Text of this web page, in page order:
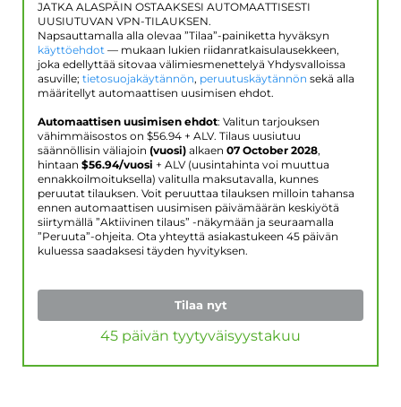
JATKA ALASPÄIN OSTAAKSESI AUTOMAATTISESTI
UUSIUTUVAN VPN-TILAUKSEN.
Napsauttamalla alla olevaa ”Tilaa”-painiketta hyväksyn
käyttöehdot — mukaan lukien riidanratkaisulausekkeen,
joka edellyttää sitovaa välimiesmenettelyä Yhdysvalloissa
asuville; tietosuojakäytännön, peruutuskäytännön sekä alla
määritellyt automaattisen uusimisen ehdot.
Automaattisen uusimisen ehdot: Valitun tarjouksen
vähimmäisostos on $56.94 + ALV. Tilaus uusiutuu
säännöllisin väliajoin (vuosi) alkaen 07 October 2028,
hintaan $56.94/vuosi + ALV (uusintahinta voi muuttua
ennakkoilmoituksella) valitulla maksutavalla, kunnes
peruutat tilauksen. Voit peruuttaa tilauksen milloin tahansa
ennen automaattisen uusimisen päivämäärän keskiyötä
siirtymällä ”Aktiivinen tilaus” -näkymään ja seuraamalla
”Peruuta”-ohjeita. Ota yhteyttä asiakastukeen 45 päivän
kuluessa saadaksesi täyden hyvityksen.
Tilaa nyt
45 päivän tyytyväisyystakuu